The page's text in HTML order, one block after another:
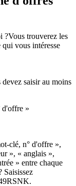
?Vous trouverez les
vous intéresse
saisir au moins
d'offre »
clé, n° d'offre »,
», « anglais »,
» entre chaque
Saisissez